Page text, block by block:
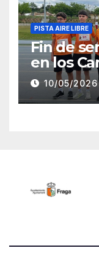
PISTA AIRE LIBRE
Fin de
en los
10/05/2026